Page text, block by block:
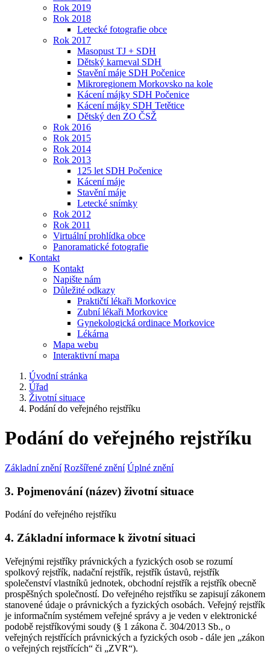
Rok 2019
Rok 2018
Letecké fotografie obce
Rok 2017
Masopust TJ + SDH
Dětský karneval SDH
Stavění máje SDH Počenice
Mikroregionem Morkovsko na kole
Kácení májky SDH Počenice
Kácení májky SDH Tetětice
Dětský den ZO ČSŽ
Rok 2016
Rok 2015
Rok 2014
Rok 2013
125 let SDH Počenice
Kácení máje
Stavění máje
Letecké snímky
Rok 2012
Rok 2011
Virtuální prohlídka obce
Panoramatické fotografie
Kontakt
Kontakt
Napište nám
Důležité odkazy
Praktičtí lékaři Morkovice
Zubní lékaři Morkovice
Gynekologická ordinace Morkovice
Lékárna
Mapa webu
Interaktivní mapa
Úvodní stránka
Úřad
Životní situace
Podání do veřejného rejstříku
Podání do veřejného rejstříku
Základní znění Rozšířené znění Úplné znění
3. Pojmenování (název) životní situace
Podání do veřejného rejstříku
4. Základní informace k životní situaci
Veřejnými rejstříky právnických a fyzických osob se rozumí
spolkový rejstřík, nadační rejstřík, rejstřík ústavů, rejstřík
společenství vlastníků jednotek, obchodní rejstřík a rejstřík obecně
prospěšných společností. Do veřejného rejstříku se zapisují zákonem
stanovené údaje o právnických a fyzických osobách. Veřejný rejstřík
je informačním systémem veřejné správy a je veden v elektronické
podobě rejstříkovými soudy (§ 1 zákona č. 304/2013 Sb., o
veřejných rejstřících právnických a fyzických osob - dále jen „zákon
o veřejných rejstřících“ či „ZVR“).